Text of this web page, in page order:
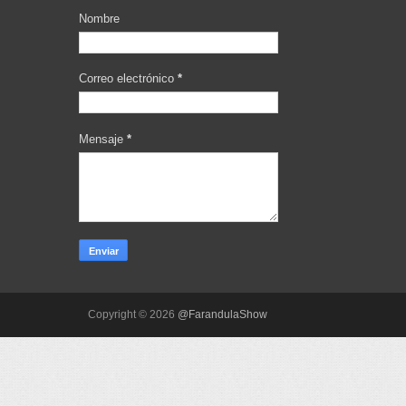
Nombre
Correo electrónico *
Mensaje *
Copyright © 2026 @FarandulaShow